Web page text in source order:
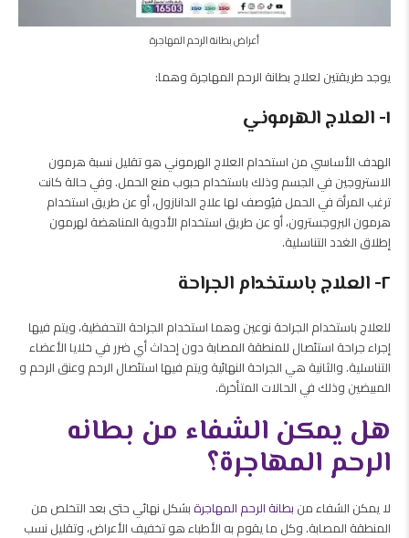
أعراض بطانة الرحم المهاجرة
يوجد طريقتين لعلاج بطانة الرحم المهاجرة وهما:
١- العلاج الهرموني
الهدف الأساسي من استخدام العلاج الهرموني هو تقليل نسبة هرمون
الاستروجين في الجسم وذلك باستخدام حبوب منع الحمل. وفي حالة كانت
ترغب المرأة في الحمل فيُوصف لها علاج الدانازول، أو عن طريق استخدام
هرمون البروجسترون، أو عن طريق استخدام الأدوية المناهضة لهرمون
إطلاق الغدد التناسلية.
٢- العلاج باستخدام الجراحة
للعلاج باستخدام الجراحة نوعين وهما استخدام الجراحة التحفظية، ويتم فيها
إجراء جراحة استئصال للمنطقة المصابة دون إحداث أي ضرر في خلايا الأعضاء
التناسلية. والثانية هي الجراحة النهائية ويتم فيها استئصال الرحم وعنق الرحم و
المبيضين وذلك في الحالات المتأخرة.
هل يمكن الشفاء من بطانه
الرحم المهاجرة؟
لا يمكن الشفاء من بطانة الرحم المهاجرة بشكل نهائي حتى بعد التخلص من
المنطقة المصابة. وكل ما يقوم به الأطباء هو تخفيف الأعراض، وتقليل نسب